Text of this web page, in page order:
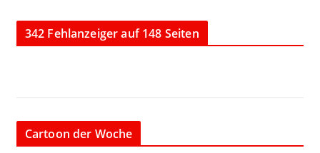
342 Fehlanzeiger auf 148 Seiten
Cartoon der Woche